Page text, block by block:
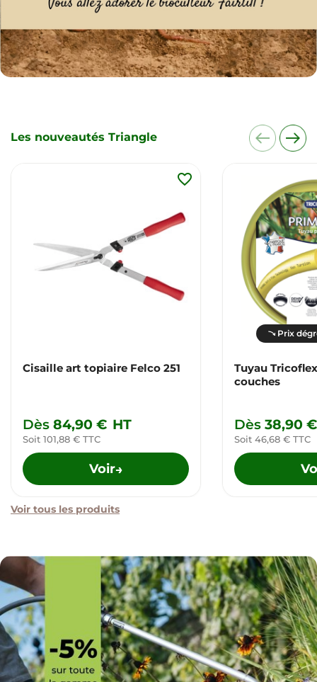
Les nouveautés Triangle
Cisaille art topiaire Felco 251
Dès 84,90 € HT
Soit 101,88 € TTC
Voir→
favorite_border
Prix
Tuyau
couches
Dès 38,90 €
Soit 46,68 € TTC
Voir tous les produits